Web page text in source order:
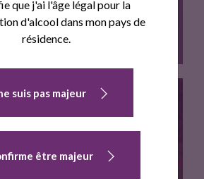
AU GINGEMBRE CONFIT
que j'ai l'âge légal pour la
d'alcool dans mon pays de
résidence.
suis pas majeur
être majeur